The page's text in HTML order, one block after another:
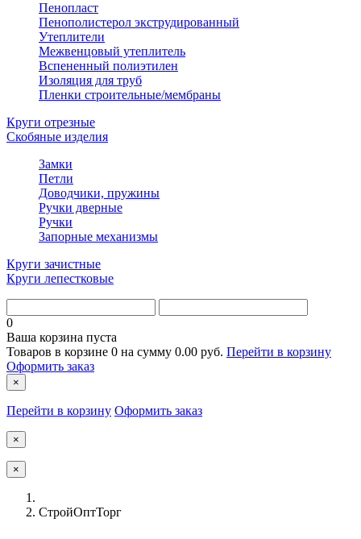
Пенопласт
Пенополистерол экструдированный
Утеплители
Межвенцовый утеплитель
Вспененный полиэтилен
Изоляция для труб
Пленки строительные/мембраны
Круги отрезные
Скобяные изделия
Замки
Петли
Доводчики, пружины
Ручки дверные
Ручки
Запорные механизмы
Круги зачистные
Круги лепестковые
0
Ваша корзина пуста
Товаров в корзине 0 на сумму 0.00 руб. Перейти в корзину
Оформить заказ
×
Перейти в корзину Оформить заказ
×
×
СтройОптТорг